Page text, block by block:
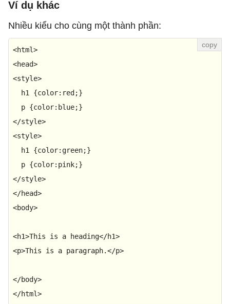
Ví dụ khác
Nhiều kiểu cho cùng một thành phần:
<html>
<head>
<style>
h1
{color:red;}
p {color
</style>
<style>
h1
{color:green;}
p {color
</style>
</head>
<body>
<h1>This is a heading</h1>
<p>This is a paragraph.</p>
</body>
</html>